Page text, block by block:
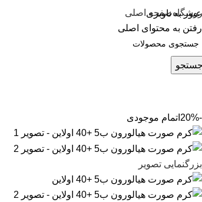
عبور به ناوبری
رفتن به محتوای اصلی
صفحه اصلی
-20%
اتمام موجودی
بزرگنمایی تصویر